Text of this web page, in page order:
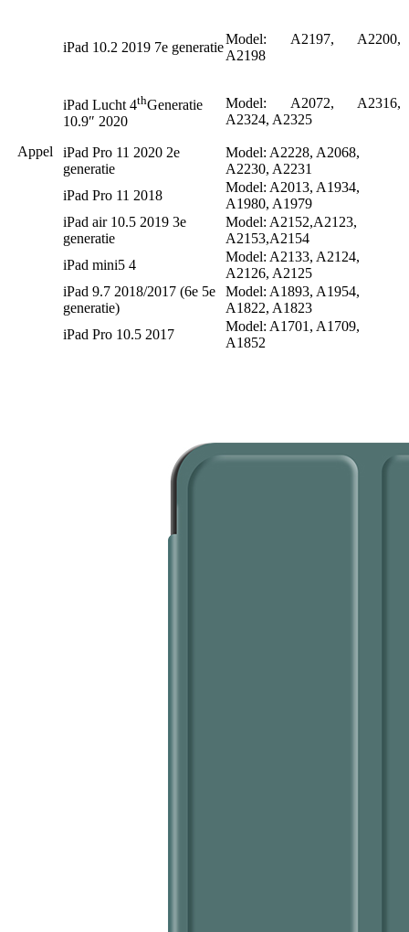
Appel
iPad 10.2 2019 7e generatie
Model: A2197, A2200,
A2198
iPad Lucht 4thGeneratie
10.9″ 2020
Model: A2072, A2316,
A2324, A2325
iPad Pro 11 2020 2e
generatie
Model: A2228, A2068,
A2230, A2231
iPad Pro 11 2018
Model: A2013, A1934,
A1980, A1979
iPad air 10.5 2019 3e
generatie
Model: A2152,A2123,
A2153,A2154
iPad mini5 4
Model: A2133, A2124,
A2126, A2125
iPad 9.7 2018/2017 (6e 5e
generatie)
Model: A1893, A1954,
A1822, A1823
iPad Pro 10.5 2017
Model: A1701, A1709,
A1852